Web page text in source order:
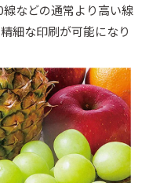
などの通常より高い線
細な印刷が可能になり